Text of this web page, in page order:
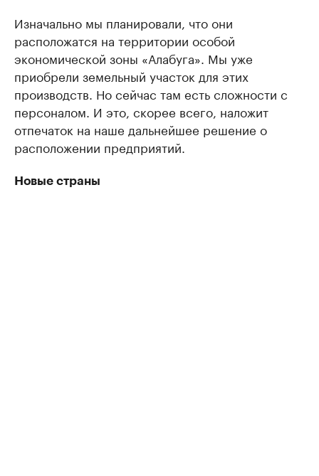
Изначально мы планировали, что они
расположатся на территории особой
экономической зоны «Алабуга». Мы уже
приобрели земельный участок для этих
производств. Но сейчас там есть сложности с
персоналом. И это, скорее всего, наложит
отпечаток на наше дальнейшее решение о
расположении предприятий.
Новые страны